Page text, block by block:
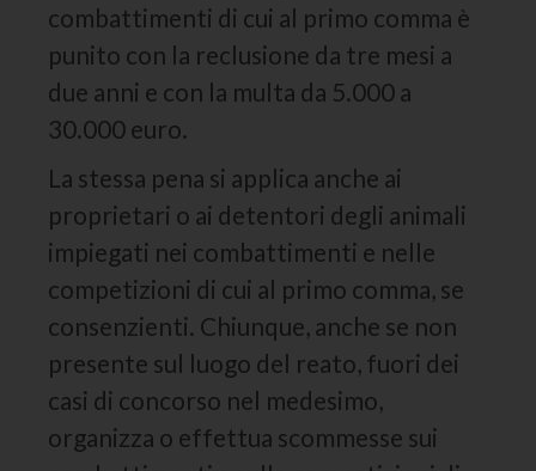
combattimenti di cui al primo comma è
punito con la reclusione da tre mesi a
due anni e con la multa da 5.000 a
30.000 euro.
La stessa pena si applica anche ai
proprietari o ai detentori degli animali
impiegati nei combattimenti e nelle
competizioni di cui al primo comma, se
consenzienti. Chiunque, anche se non
presente sul luogo del reato, fuori dei
casi di concorso nel medesimo,
organizza o effettua scommesse sui